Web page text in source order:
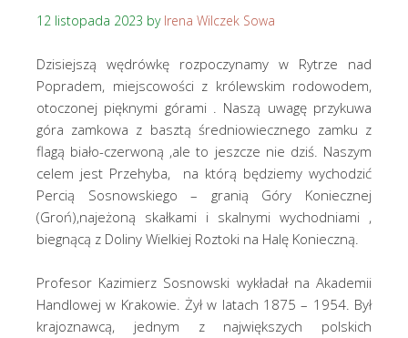
12 listopada 2023 by Irena Wilczek Sowa
Dzisiejszą wędrówkę rozpoczynamy w Rytrze nad
Popradem, miejscowości z królewskim rodowodem,
otoczonej pięknymi górami . Naszą uwagę przykuwa
góra zamkowa z basztą średniowiecznego zamku z
flagą biało-czerwoną ,ale to jeszcze nie dziś. Naszym
celem jest Przehyba, na którą będziemy wychodzić
Percią Sosnowskiego – granią Góry Koniecznej
(Groń),najeżoną skałkami i skalnymi wychodniami ,
biegnącą z Doliny Wielkiej Roztoki na Halę Konieczną.
Profesor Kazimierz Sosnowski wykładał na Akademii
Handlowej w Krakowie. Żył w latach 1875 – 1954. Był
krajoznawcą, jednym z największych polskich